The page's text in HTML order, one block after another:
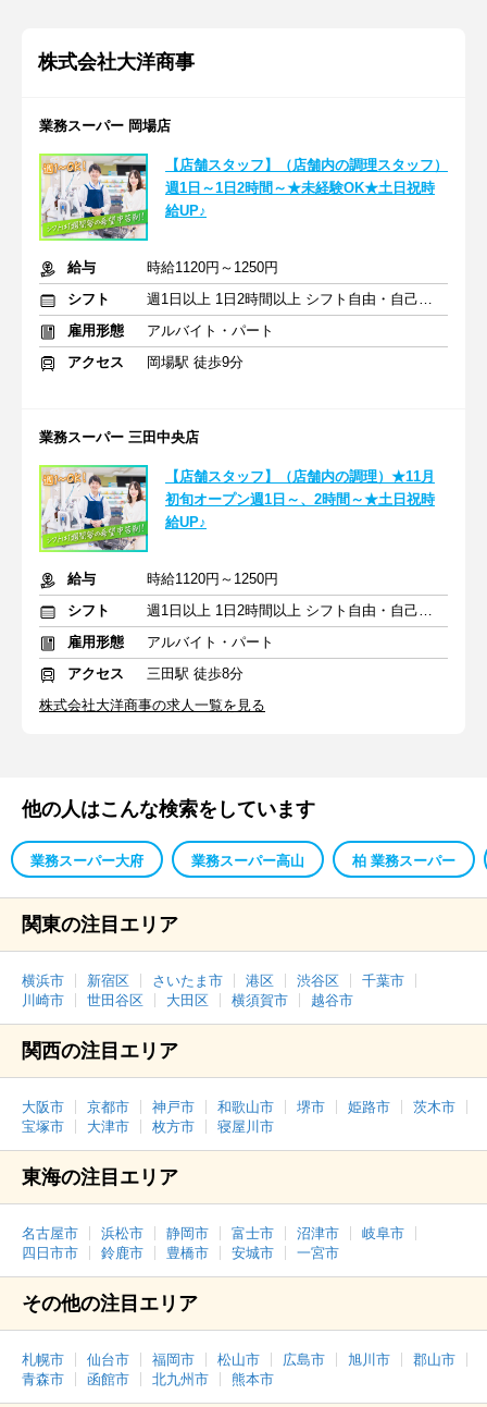
株式会社大洋商事
業務スーパー 岡場店
【店舗スタッフ】（店舗内の調理スタッフ）
週1日～1日2時間～★未経験OK★土日祝時
給UP♪
給与
時給1120円～1250円
シフト
週1日以上 1日2時間以上 シフト自由・自己申告
雇用形態
アルバイト・パート
アクセス
岡場駅 徒歩9分
業務スーパー 三田中央店
【店舗スタッフ】（店舗内の調理）★11月
初旬オープン週1日～、2時間～★土日祝時
給UP♪
給与
時給1120円～1250円
シフト
週1日以上 1日2時間以上 シフト自由・自己申告
雇用形態
アルバイト・パート
アクセス
三田駅 徒歩8分
株式会社大洋商事の求人一覧を見る
他の人はこんな検索をしています
業務スーパー大府 業務スーパー高山 柏 業務スーパー
関東の注目エリア
横浜市 新宿区 さいたま市 港区 渋谷区
千葉市
川崎市
世田谷区 大田区 横須賀市 越谷市
関西の注目エリア
大阪市 京都市 神戸市 和歌山市 堺市 姫路市
茨木市
宝塚市
大津市 枚方市 寝屋川市
東海の注目エリア
名古屋市 浜松市 静岡市 富士市 沼津市
岐阜市
四日市市
鈴鹿市 豊橋市 安城市 一宮市
その他の注目エリア
札幌市 仙台市 福岡市 松山市 広島市 旭川市
郡山市
青森市
函館市 北九州市 熊本市